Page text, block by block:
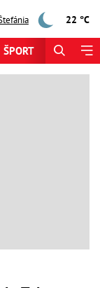
22 °C
ŠPORT